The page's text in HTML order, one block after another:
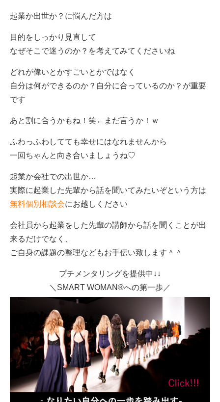
起業か出世か？に悩んだ方は
目的をしっかり見直して
なぜそこで迷うのか？を考えてみてくださいね
どれが偉いとかすごいとかではなく
自分は何ができるのか？自分に合っているのか？が重要
です
あと割に合うかもね！笑←まだ言うか！ｗ
ふわっふわしてても幸せにはなれませんから
一回ちゃんと向き合いましょうね♡
起業か会社での出世か…
実際に起業した先輩から話を聞いてみたいぞという方は
無料個別相談会にお越しください
会社員から起業をした先輩の講師から話を聞くことが出
来るだけでなく、
ご自身の課題の整理などもお手伝い致します＾＾
プチメンタリングを提供中↓↓
＼SMART WOMAN®への第一歩／